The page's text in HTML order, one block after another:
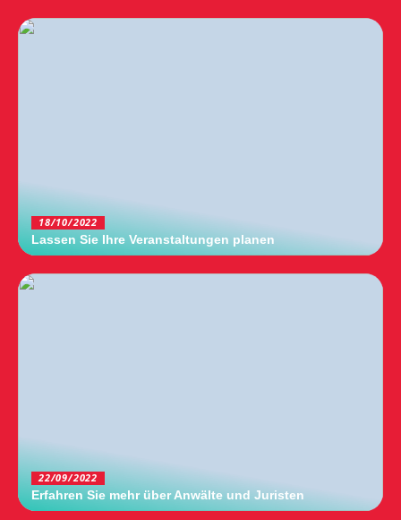
18/10/2022
Lassen Sie Ihre Veranstaltungen planen
22/09/2022
Erfahren Sie mehr über Anwälte und Juristen